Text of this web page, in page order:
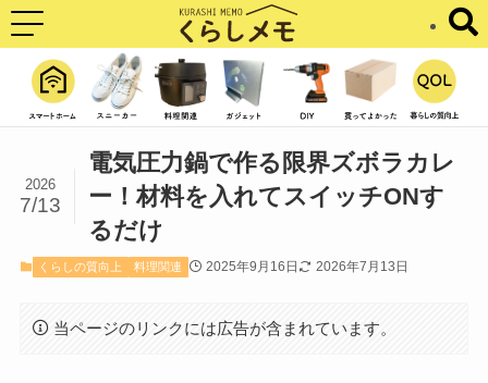
電気圧力鍋で作る限界ズボラカレ
ー！材料を入れてスイッチONす
るだけ
2026
7/13
くらしの質向上 料理関連 2025年9月16日 2026年7月13日
当ページのリンクには広告が含まれています。